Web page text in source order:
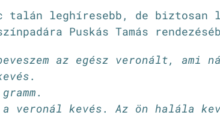
talán leghíresebb, de biztosan
Puskás Tamás
az egész veronált, ami
veronál kevés. Az ön halála